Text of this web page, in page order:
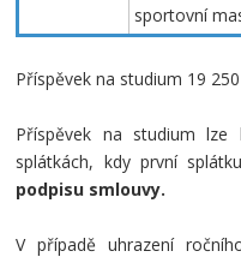
sportovní
Příspěvek na studium 19
Příspěvek na studium
splátkách, kdy první
podpisu smlouvy.
V případě uhrazení